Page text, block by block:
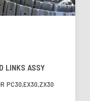
LINKS ASSY
PC30,EX30,ZX30